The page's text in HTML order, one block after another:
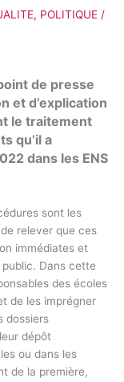
, POLITIQUE /
de presse
et d’explication
le traitement
qu’il a
dans les ENS
sont les
relever que ces
immédiates et
public. Dans cette
des écoles
de les imprégner
dossiers
dépôt
ou dans les
de la première,